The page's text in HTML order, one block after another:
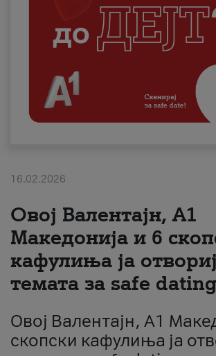
Деловни
Поддршка
Надополни кредит
Плати сметка
#ПодобарОнлајн
16.02.2026
Овој Валентајн, A1
Македонија и 6
кафулиња ја
темата за safe dating
Овој Валентајн, A1
скопски кафулиња ја